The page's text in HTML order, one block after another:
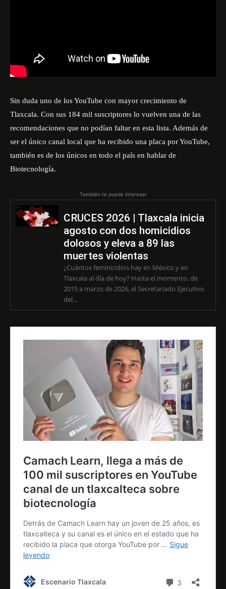
Sin duda uno de los YouTube con mayor crecimiento de
Tlaxcala. Con sus 184 mil suscriptores lo vuelven una de las
recomendaciones que no podían faltar en esta lista. Además de
ser el único canal local que ha recibido una placa por YouTube,
también es de los únicos en todo el país en hablar de
Biotecnología.
También te puede interesar
CRUCES 2026 | Tlaxcala inicia
agosto con dos homicidios
dolosos y eleva a 89 las
muertes violentas
¿Cuántos feminicidios hay en México y en
Tlaxcala al día de hoy? Hasta el momento, de
2015 a marzo de 2026, el Secretariado Ejecutivo
del...